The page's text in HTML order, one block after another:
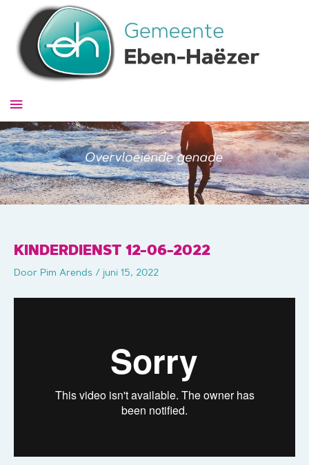
inhoud
Hoofdmenu
KINDERDIENST 12-06-2022
Door Pim Arends / juni 15, 2022